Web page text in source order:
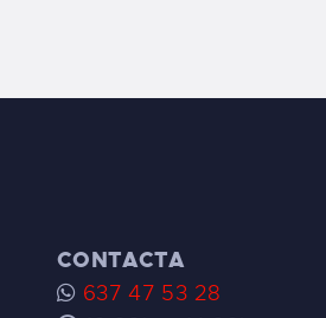
CONTACTA
637 47 53 28